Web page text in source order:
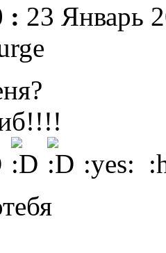
: 23 Январь
:yes: